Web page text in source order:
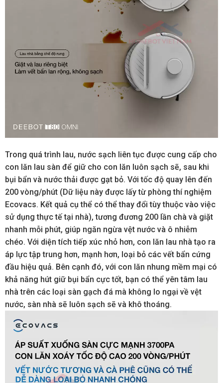
Trong quá trình lau, nước sạch liên tục được cung cấp cho
con lăn lau sàn để giữ cho con lăn luôn sạch sẽ, sau khi
bụi bẩn và nước thải được gạt bỏ. Với tốc độ quay lên đến
200 vòng/phút (Dữ liệu này được lấy từ phòng thí nghiệm
Ecovacs. Kết quả cụ thể có thể thay đổi tùy thuộc vào việc
sử dụng thực tế tại nhà), tương đương 200 lần chà và giặt
nhanh mỗi phút, giúp ngăn ngừa vệt nước và ô nhiễm
chéo. Với diện tích tiếp xúc nhỏ hơn, con lăn lau nhà tạo ra
áp lực tập trung hơn, mạnh hơn, loại bỏ các vết bẩn cứng
đầu hiệu quả. Bên cạnh đó, với con lăn nhung mềm mại có
khả năng hút giữ bụi bẩn cực tốt, bạn có thể yên tâm lau
nhà trên các loại sàn gạch đá mà không lo ngại về vệt
nước, sàn nhà sẽ luôn sạch sẽ và khô thoáng.